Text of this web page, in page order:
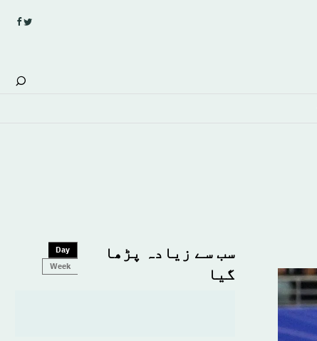
سب سے زیادہ پڑھا
گیا
Day
Week